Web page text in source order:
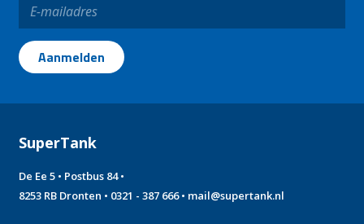
SuperTank
De Ee 5 • Postbus 84 •
8253 RB Dronten • 0321 - 387 666• mail@supertank.nl